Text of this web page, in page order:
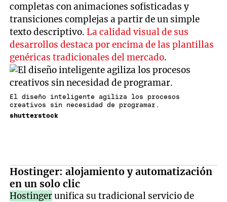
completas con animaciones sofisticadas y
transiciones complejas a partir de un simple
texto descriptivo.La calidad visual de sus
desarrollos destaca por encima de las plantillas
genéricas tradicionales del mercado.
El diseño inteligente agiliza los procesos
creativos sin necesidad de programar.
shutterstock
Hostinger: alojamiento y automatización
en un solo clic
Hostingerunifica su tradicional servicio de